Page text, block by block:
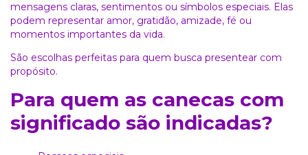
mensagens claras, sentimentos ou símbolos especiais. Elas
podem representar amor, gratidão, amizade, fé ou
momentos importantes da vida.
São escolhas perfeitas para quem busca presentear com
propósito.
Para quem as canecas com
significado são indicadas?